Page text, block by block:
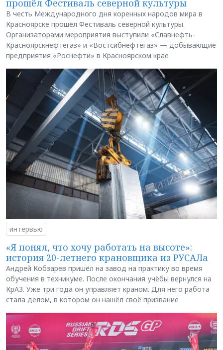
прошёл Фестиваль северной культуры
В честь Международного дня коренных народов мира в
Красноярске прошёл Фестиваль северной культуры.
Организаторами мероприятия выступили «Славнефть-
Красноярскнефтегаз» и «Востсибнефтегаз» — добывающие
предприятия «Роснефти» в Красноярском крае
интервью
«Я понял, что хочу работать на высоте»:
история 20-летнего крановщика из РУСАЛа
Андрей Кобзарев пришёл на завод на практику во время
обучения в техникуме. После окончания учёбы вернулся на
КрАЗ. Уже три года он управляет краном. Для него работа
стала делом, в котором он нашёл своё призвание